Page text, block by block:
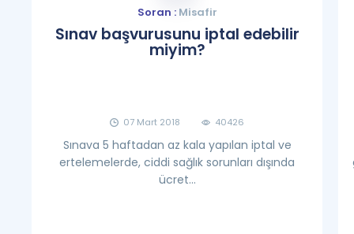
Soran :Misafir
Sınav başvurusunu iptal edebilir
miyim?
07 Mart 2018 40426
Sınava 5 haftadan az kala yapılan iptal ve
ertelemelerde, ciddi sağlık sorunları dışında
ücret...